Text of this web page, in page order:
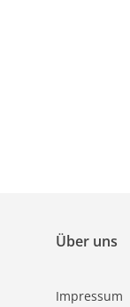
Über uns
Impressum